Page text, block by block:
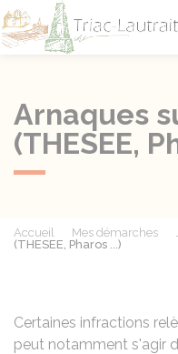
Arnaques
(THESEE,
Accueil Mes démarches
(THESEE, Pharos ...)
Certaines infractions
peut notamment s'agir